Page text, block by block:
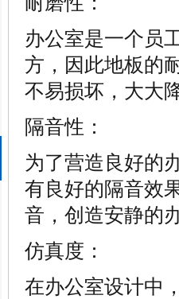
办公室是一个员
方，因此地板的
不易损坏，大大
隔音性：
为了营造良好的
有良好的隔音效
音，创造安静的
仿真度：
在办公室设计中